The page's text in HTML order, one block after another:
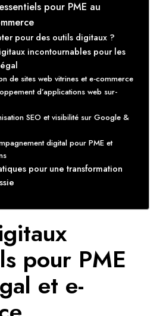
pour PME au
pour des outils digitaux ?
incontournables pour les
de sites web vitrines et e-commerce
d’applications web sur-
SEO et visibilité sur Google &
digital pour PME et
pour une transformation
pour PME
et e-